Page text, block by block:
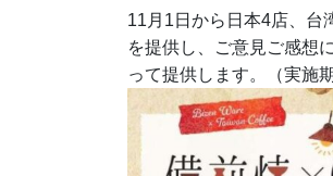
11月1日から日本4店、台
を提供し、ご意見ご感想
って提供します。（実施